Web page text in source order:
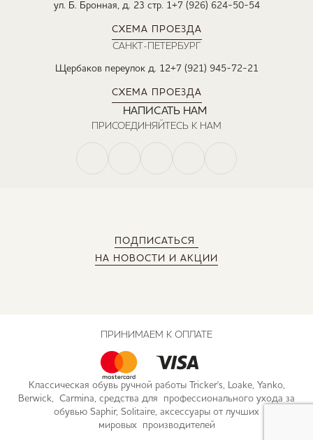
ПОДПИСАТЬСЯ
НА НОВОСТИ И АКЦИИ
ул. Б. Бронная, д. 23 стр. 1+7 (926) 624-50-54
СХЕМА ПРОЕЗДА
САНКТ-ПЕТЕРБУРГ
Щербаков переулок д. 12+7 (921) 945-72-21
СХЕМА ПРОЕЗДА
НАПИСАТЬ НАМ
ПРИСОЕДИНЯЙТЕСЬ К НАМ
Классическая обувь ручной работы Tricker's, Loake, Yanko,
Berwick, Carmina, средства для профессионального ухода за
обувью Saphir, Solitaire, аксессуары от лучших
мировых производителей
ПРИНИМАЕМ К ОПЛАТЕ